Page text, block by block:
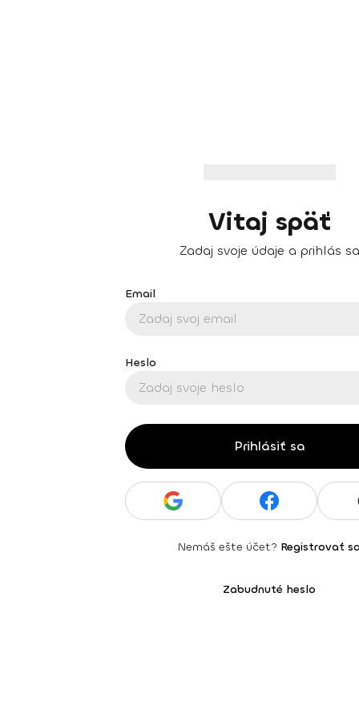
Vitaj späť
Zadaj svoje údaje a prihlás sa
Email
Heslo
Prihlásiť sa
Nemáš ešte účet? Registrovať
Zabudnuté heslo